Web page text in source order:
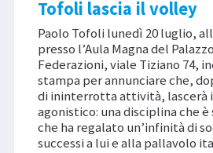
Tofoli lascia il volley
Paolo Tofoli lunedì 20 luglio,
presso l’Aula Magna del
Federazioni, viale Tiziano 74,
stampa per annunciare che,
di ininterrotta attività, lascerà
agonistico: una disciplina che è
che ha regalato un’infinità di
successi a lui e alla pallavolo